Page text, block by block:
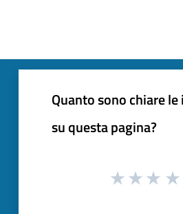
Quanto sono chiare
su questa pagina?